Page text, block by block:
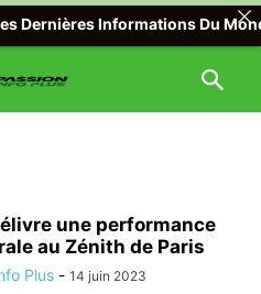
une performance
au Zénith de Paris
Plus - 14 juin 2023
Dernières Informations Du